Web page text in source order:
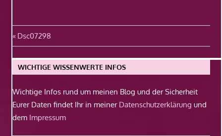
Beitragsnavigation
Vorheriger
Beitrag:
Dsc07298
WICHTIGE WISSENWERTE INFOS
Wichtige Infos rund um meinen Blog und der Sicherheit
Eurer Daten findet Ihr in meiner Datenschutzerklärung und
dem Impressum